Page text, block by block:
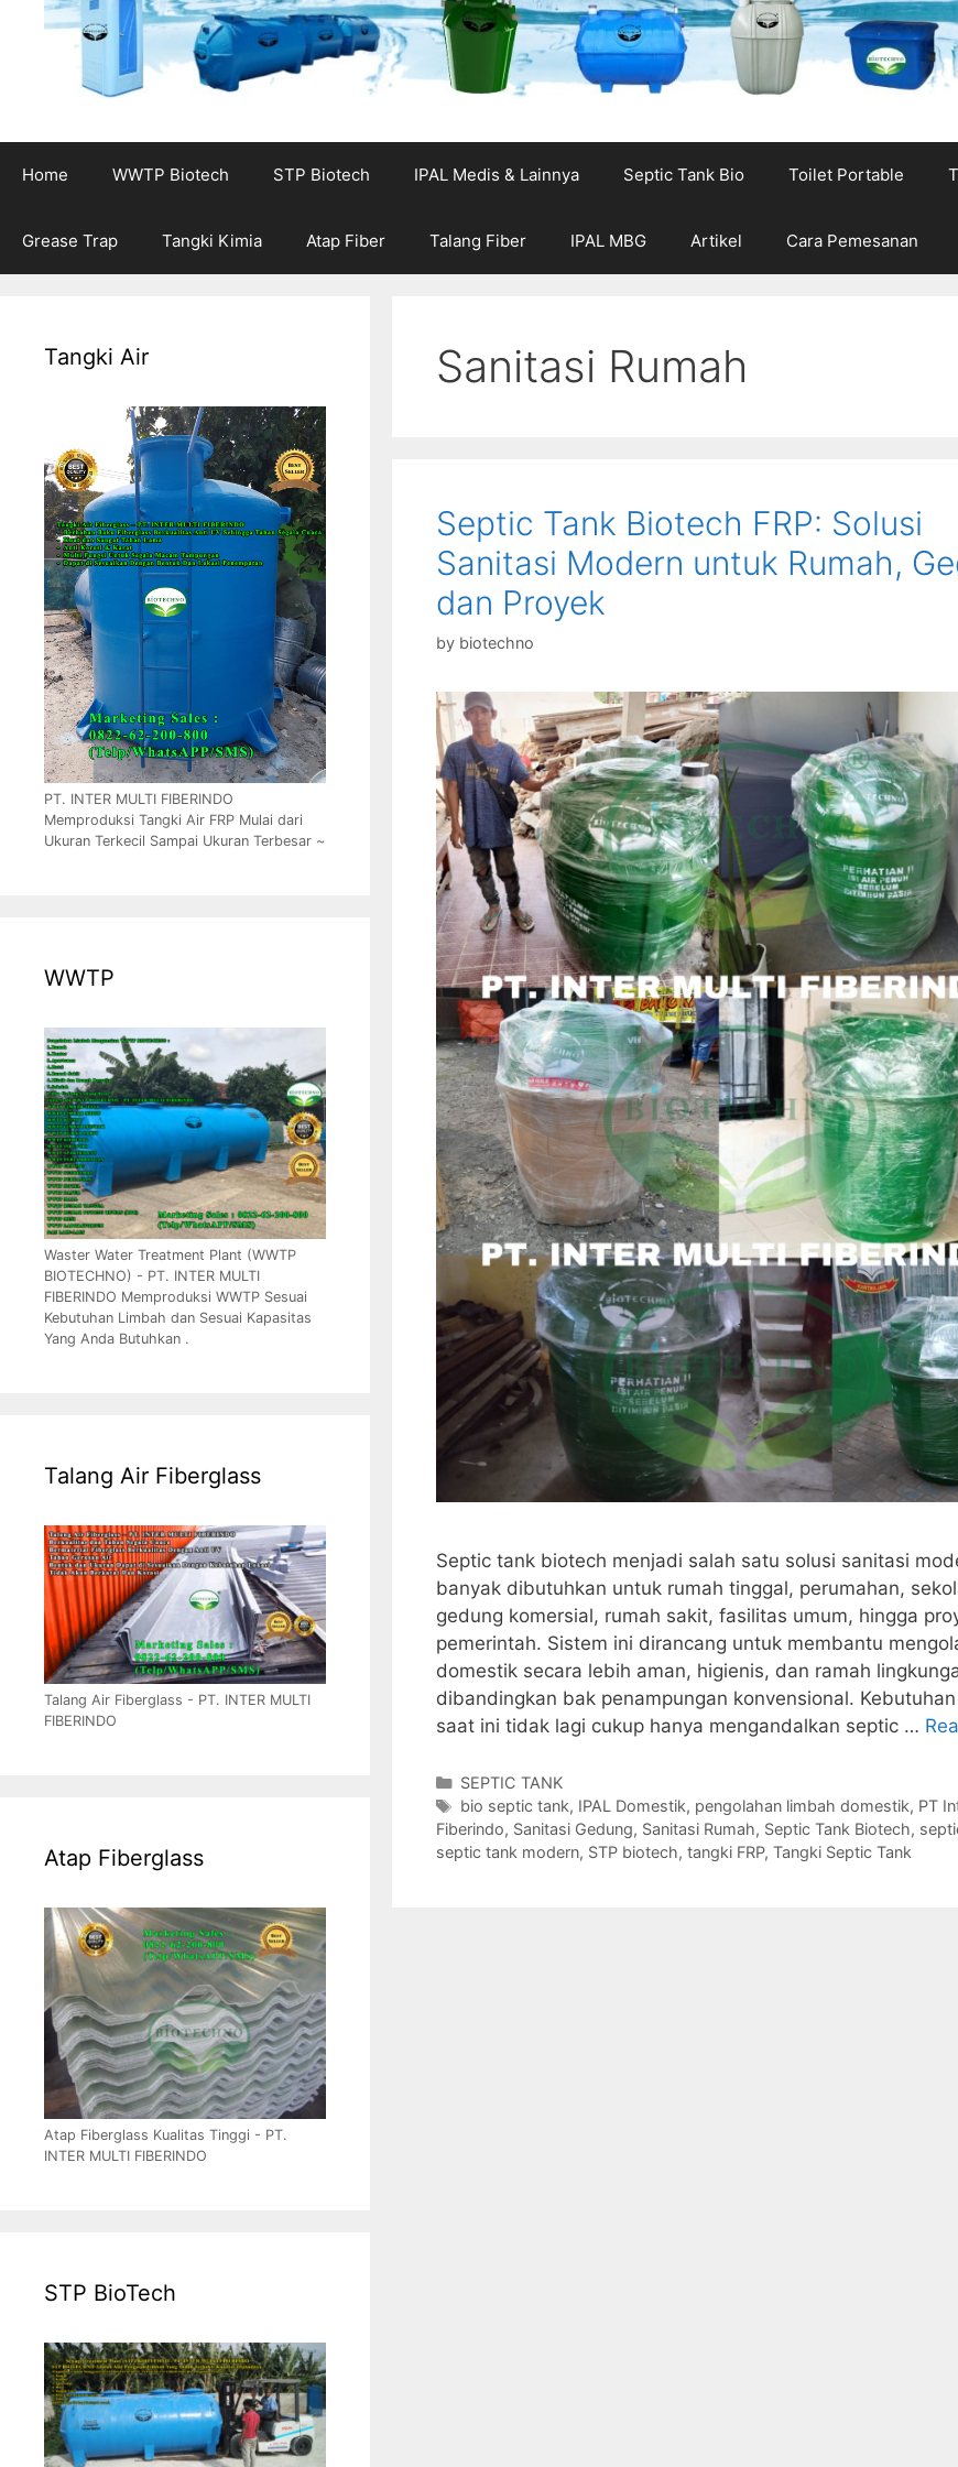
Home WWTP Biotech STP Biotech IPAL Medis & Lainnya Septic Tank Bio Toilet Portable
Grease Trap Tangki Kimia Atap Fiber Talang Fiber IPAL MBG Artikel Cara Pemesanan
Sanitasi Rumah
Septic Tank Biotech FRP: Solusi
Sanitasi Modern untuk Rumah,
dan Proyek
by biotechno
Septic tank biotech menjadi salah satu solusi sanitasi
banyak dibutuhkan untuk rumah tinggal, perumahan,
gedung komersial, rumah sakit, fasilitas umum, hingga
pemerintah. Sistem ini dirancang untuk membantu
domestik secara lebih aman, higienis, dan ramah
dibandingkan bak penampungan konvensional.
saat ini tidak lagi cukup hanya mengandalkan septic …
Categories
SEPTIC TANK
Tags
bio septic tank, IPAL Domestik, pengolahan limbah domestik, PT
Fiberindo, Sanitasi Gedung, Sanitasi Rumah, Septic Tank Biotech,
septic tank modern, STP biotech, tangki FRP, Tangki Septic Tank
Tangki Air
PT. INTER MULTI FIBERINDO
Memproduksi Tangki Air FRP Mulai dari
Ukuran Terkecil Sampai Ukuran Terbesar ~
WWTP
Waster Water Treatment Plant (WWTP
BIOTECHNO) - PT. INTER MULTI
FIBERINDO Memproduksi WWTP Sesuai
Kebutuhan Limbah dan Sesuai Kapasitas
Yang Anda Butuhkan .
Talang Air Fiberglass
Talang Air Fiberglass - PT. INTER MULTI
FIBERINDO
Atap Fiberglass
Atap Fiberglass Kualitas Tinggi - PT.
INTER MULTI FIBERINDO
STP BioTech